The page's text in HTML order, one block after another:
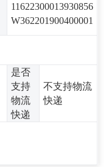
11622300013930856
W362201900400001
是否
支持
物流
快递
不支持物流
快递